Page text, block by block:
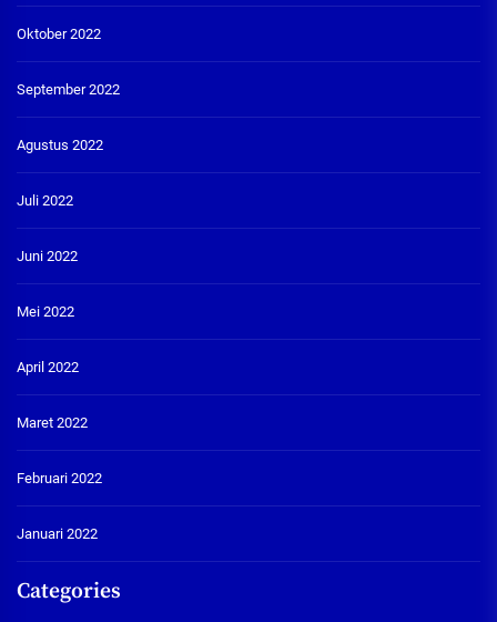
Oktober 2022
September 2022
Agustus 2022
Juli 2022
Juni 2022
Mei 2022
April 2022
Maret 2022
Februari 2022
Januari 2022
Categories